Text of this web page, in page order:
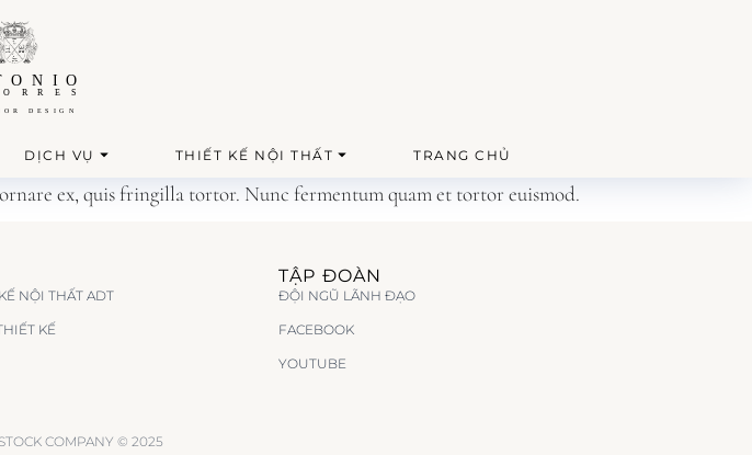
DỊCH VỤ THIẾT KẾ NỘI THẤT TRANG CHỦ
ex, quis fringilla tortor. Nunc fermentum quam et tortor euismod.
NỘI THẤT ADT
KẾ
TẬP ĐOÀN
ĐỘI NGŨ LÃNH ĐẠO
FACEBOOK
YOUTUBE
COMPANY © 2025